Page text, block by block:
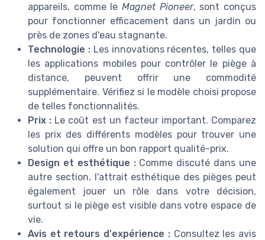
appareils, comme le Magnet Pioneer, sont conçus
pour fonctionner efficacement dans un jardin ou
près de zones d'eau stagnante.
Technologie :Les innovations récentes, telles que
les applications mobiles pour contrôler le piège à
distance, peuvent offrir une commodité
supplémentaire. Vérifiez si le modèle choisi propose
de telles fonctionnalités.
Prix : Le coût est un facteur important. Comparez
les prix des différents modèles pour trouver une
solution qui offre un bon rapport qualité-prix.
Design et esthétique :Comme discuté dans une
autre section, l'attrait esthétique des pièges peut
également jouer un rôle dans votre décision,
surtout si le piège est visible dans votre espace de
vie.
Avis et retours d'expérience :Consultez les avis